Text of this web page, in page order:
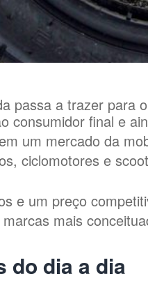
passa a trazer
consumidor final e
um mercado da
ciclomotores e
e um preço
mais
do dia a dia